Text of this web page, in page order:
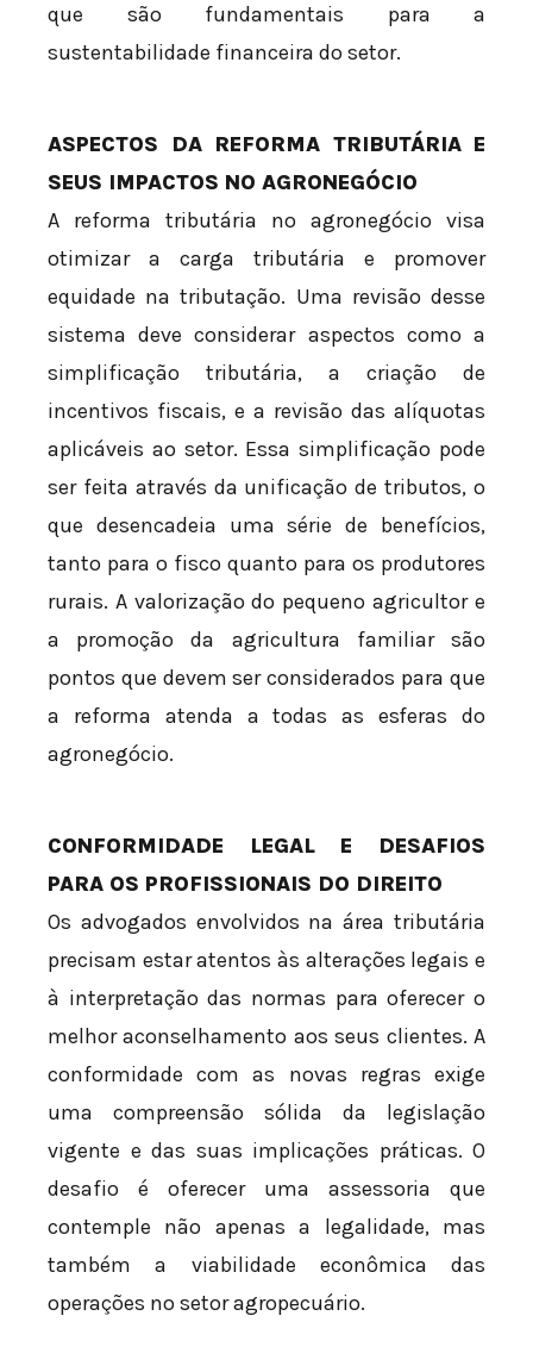
que são fundamentais para a
sustentabilidade financeira do setor.
ASPECTOS DA REFORMA TRIBUTÁRIA E
SEUS IMPACTOS NO AGRONEGÓCIO
A reforma tributária no agronegócio visa
otimizar a carga tributária e promover
equidade na tributação. Uma revisão desse
sistema deve considerar aspectos como a
simplificação tributária, a criação de
incentivos fiscais, e a revisão das alíquotas
aplicáveis ao setor. Essa simplificação pode
ser feita através da unificação de tributos, o
que desencadeia uma série de benefícios,
tanto para o fisco quanto para os produtores
rurais. A valorização do pequeno agricultor e
a promoção da agricultura familiar são
pontos que devem ser considerados para que
a reforma atenda a todas as esferas do
agronegócio.
CONFORMIDADE LEGAL E DESAFIOS
PARA OS PROFISSIONAIS DO DIREITO
Os advogados envolvidos na área tributária
precisam estar atentos às alterações legais e
à interpretação das normas para oferecer o
melhor aconselhamento aos seus clientes. A
conformidade com as novas regras exige
uma compreensão sólida da legislação
vigente e das suas implicações práticas. O
desafio é oferecer uma assessoria que
contemple não apenas a legalidade, mas
também a viabilidade econômica das
operações no setor agropecuário.